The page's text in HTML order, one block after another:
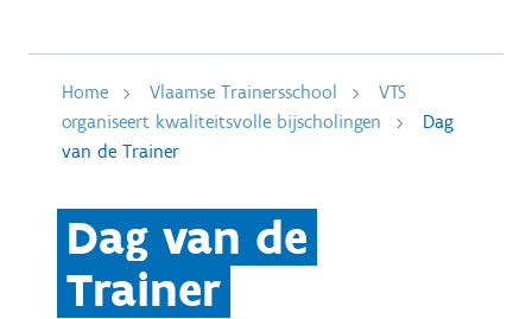
Home Vlaamse Trainersschool
VTS
organiseert kwaliteitsvolle bijscholingen
Dag
van de Trainer
Dag van de
Trainer